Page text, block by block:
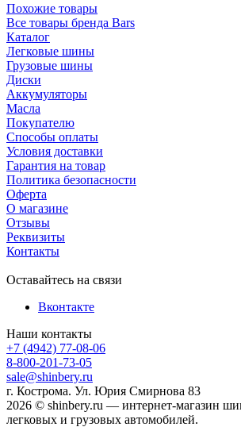
Похожие товары
Все товары бренда Bars
Каталог
Легковые шины
Грузовые шины
Диски
Аккумуляторы
Масла
Покупателю
Способы оплаты
Условия доставки
Гарантия на товар
Политика безопасности
Оферта
О магазине
Отзывы
Реквизиты
Контакты
Оставайтесь на связи
Вконтакте
Наши контакты
+7 (4942) 77-08-06
8-800-201-73-05
sale@shinbery.ru
г. Кострома. Ул. Юрия Смирнова 83
2026 © shinbery.ru — интернет-магазин
легковых и грузовых автомобилей.